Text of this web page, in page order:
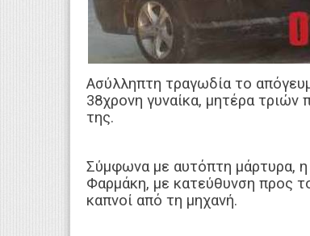
Ασύλληπτη τραγωδία το
38χρονη γυναίκα, μητέρα
της.
Σύμφωνα με αυτόπτη μάρτυρα, η
Φαρμάκη, με κατεύθυνση προς
καπνοί από τη μηχανή.